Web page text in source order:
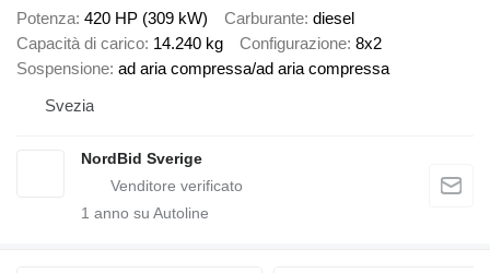
Potenza 420 HP (309 kW) Carburante diesel
Capacità di carico 14.240 kg Configurazione 8x2
Sospensione ad aria compressa/ad aria compressa
Svezia
NordBid Sverige
1 anno su Autoline